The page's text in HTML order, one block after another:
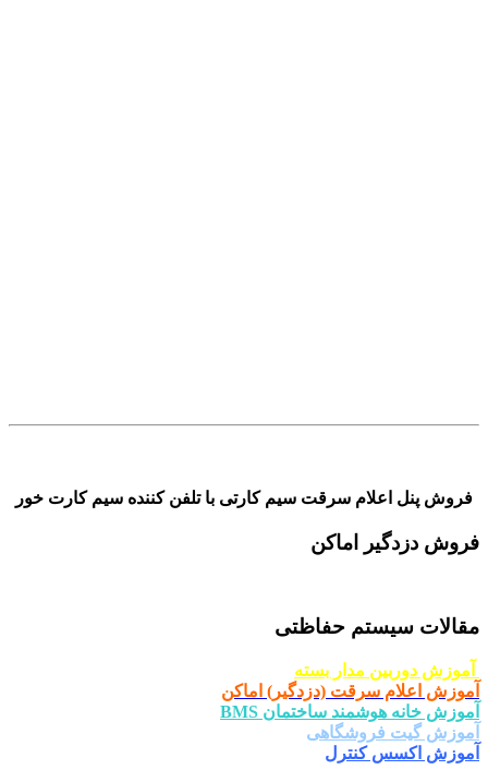
فروش پنل اعلام سرقت سیم کارتی با تلفن کننده سیم کارت خور
فروش دزدگیر اماکن
مقالات سیستم حفاظتی
آموزش دوربین مدار بسته
آموزش اعلام سرقت (دزدگیر) اماکن
آموزش خانه هوشمند ساختمان BMS
آموزش گیت فروشگاهی
آموزش اکسس کنترل